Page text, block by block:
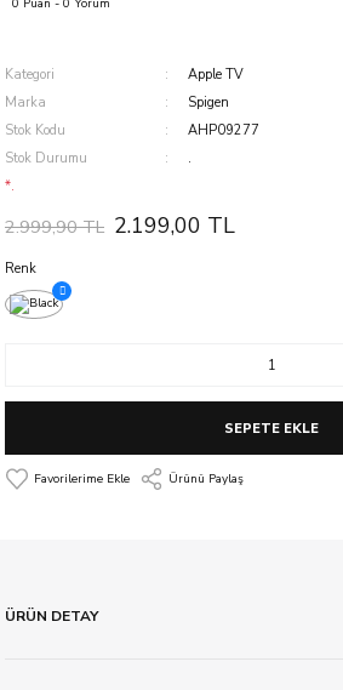
0 Puan - 0 Yorum
Kategori
Apple TV
Marka
Spigen
Stok Kodu
AHP09277
Stok Durumu
.
*.
2.999,90 TL 2.199,00 TL
Renk
SEPETE EKLE
Ürünü Paylaş
ÜRÜN DETAY